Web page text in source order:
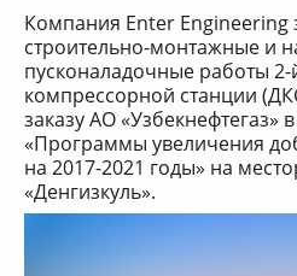
Компания Enter Engineering
строительно-монтажные и
пусконаладочные работы
компрессорной станции
заказу АО «Узбекнефтегаз»
«Программы увеличения
на 2017-2021 годы» на
«Денгизкуль».